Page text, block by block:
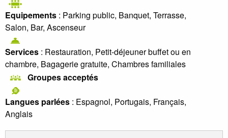
Equipements : Parking public, Banquet, Terrasse,
Salon, Bar, Ascenseur
Services : Restauration, Petit-déjeuner buffet ou en
chambre, Bagagerie gratuite, Chambres familiales
Groupes acceptés
Langues parlées : Espagnol, Portugais, Français,
Anglais